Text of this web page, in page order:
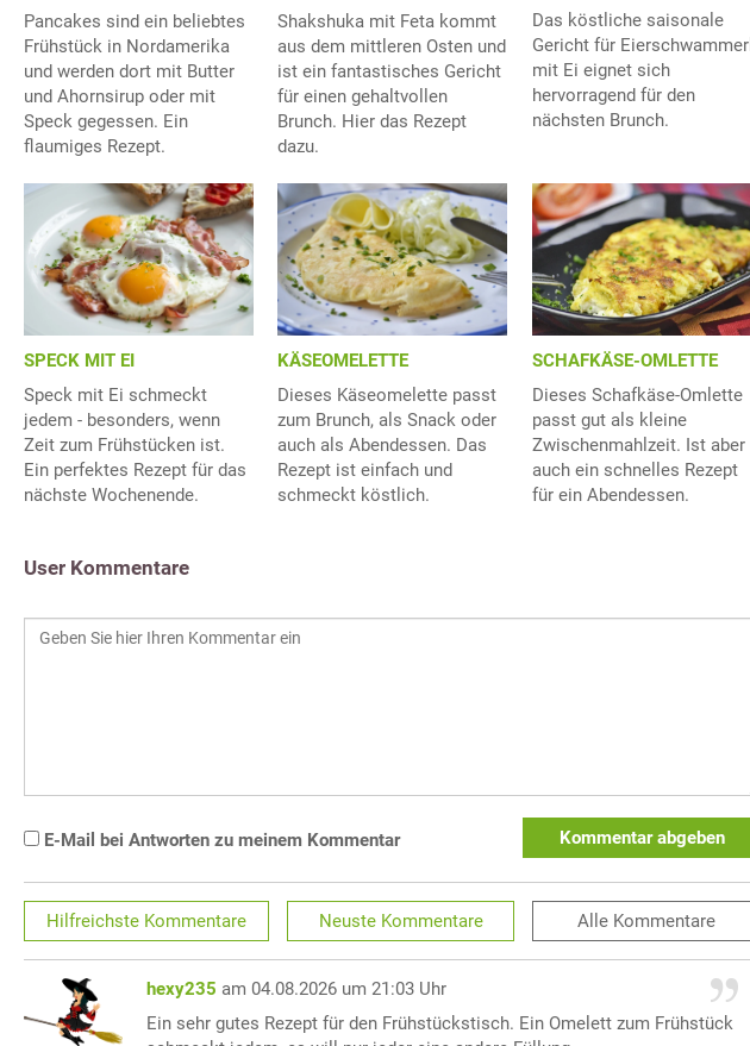
Pancakes sind ein beliebtes
Frühstück in Nordamerika
und werden dort mit Butter
und Ahornsirup oder mit
Speck gegessen. Ein
flaumiges Rezept.
Shakshuka mit Feta kommt
aus dem mittleren Osten und
ist ein fantastisches Gericht
für einen gehaltvollen
Brunch. Hier das Rezept
dazu.
Das köstliche saisonale
Gericht für Eierschwammerl
mit Ei eignet sich
hervorragend für den
nächsten Brunch.
SPECK MIT EI
Speck mit Ei schmeckt
jedem - besonders, wenn
Zeit zum Frühstücken ist.
Ein perfektes Rezept für das
nächste Wochenende.
KÄSEOMELETTE
Dieses Käseomelette passt
zum Brunch, als Snack oder
auch als Abendessen. Das
Rezept ist einfach und
schmeckt köstlich.
SCHAFKÄSE-OMLETTE
Dieses Schafkäse-Omlette
passt gut als kleine
Zwischenmahlzeit. Ist aber
auch ein schnelles Rezept
für ein Abendessen.
User Kommentare
E-Mail bei Antworten zu meinem Kommentar Kommentar abgeben
Hilfreichste Kommentare Neuste Kommentare Alle Kommentare
hexy235 am 04.08.2026 um 21:03 Uhr
Ein sehr gutes Rezept für den Frühstückstisch. Ein Omelett zum Frühstück